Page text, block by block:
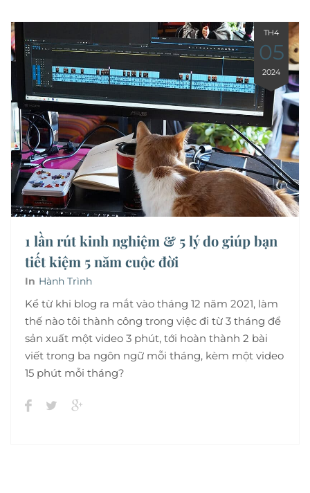
TH4
05
2024
1 lần rút kinh nghiệm & 5 lý do giúp bạn
tiết kiệm 5 năm cuộc đời
In Hành Trình
Kể từ khi blog ra mắt vào tháng 12 năm 2021, làm
thế nào tôi thành công trong việc đi từ 3 tháng để
sản xuất một video 3 phút, tới hoàn thành 2 bài
viết trong ba ngôn ngữ mỗi tháng, kèm một video
15 phút mỗi tháng?